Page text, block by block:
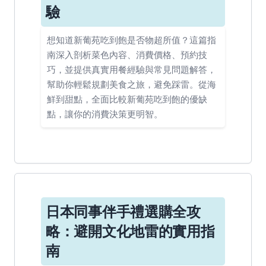
驗
想知道新葡苑吃到飽是否物超所值？這篇指
南深入剖析菜色內容、消費價格、預約技
巧，並提供真實用餐經驗與常見問題解答，
幫助你輕鬆規劃美食之旅，避免踩雷。從海
鮮到甜點，全面比較新葡苑吃到飽的優缺
點，讓你的消費決策更明智。
日本同事伴手禮選購全攻
略：避開文化地雷的實用指
南